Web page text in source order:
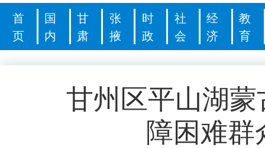
首
页
国
内
甘
肃
张
掖
时
政
社
会
经
济
教
育
甘州区平山湖蒙
障困难群